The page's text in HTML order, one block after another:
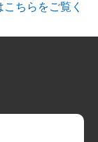
ちらをご覧く